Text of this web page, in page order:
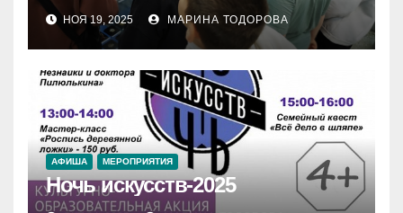
НОЯ 19, 2025 МАРИНА ТОДОРОВА
АФИША МЕРОПРИЯТИЯ
Ночь искусств-2025